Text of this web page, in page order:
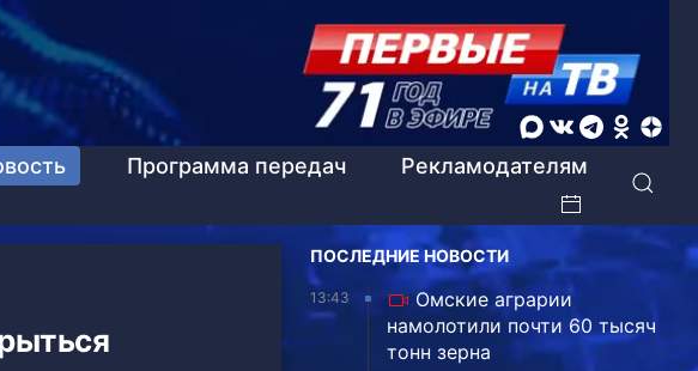
Программа передач
Рекламодателям
ПОСЛЕДНИЕ НОВОСТИ
13:43
Омские аграрии
намолотили почти 60 тысяч
тонн зерна